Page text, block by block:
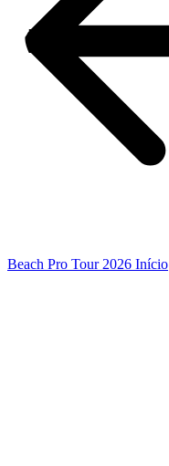
Beach Pro Tour 2026 Início